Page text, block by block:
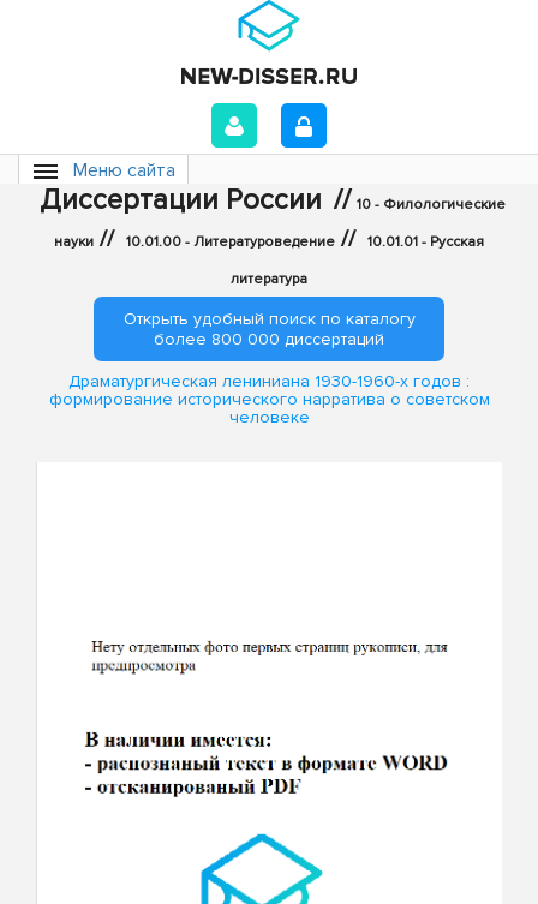
Меню сайта
Диссертации России // 10 - Филологические
науки // 10.01.00 - Литературоведение // 10.01.01 - Русская
литература
Открыть удобный поиск по каталогу
более 800 000 диссертаций
Драматургическая лениниана 1930-1960-х годов :
формирование исторического нарратива о советском
человеке